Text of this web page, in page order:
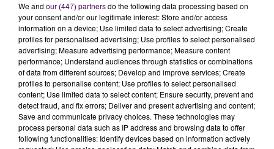
un concert, il s’est installé au piano et a commencé
à chanter. Ce jour-là, il s’est passé quelque chose de
spécial.Pierre s’est rendu compte qu’il pouvait plaire
au public"raconte Céline Manceau. En parallèle, le
jeune homme enregistre également des reprises qu’il
publie sur Youtube. Des vidéos qui vont attirer
l’attention de l’équipe de The Voice.
Les hésitations du départ
Contacté par les"casteurs"de The Voice, le Sarthois
We and our (447) partnersdo the following data processing based on
your consent and/or our legitimate interest: Store and/or access
information on a device; Use limited data to select advertising; Create
profiles for personalised advertising; Use profiles to select personalised
advertising; Measure advertising performance; Measure content
performance; Understand audiences through statistics or combinations
of data from different sources; Develop and improve services; Create
profiles to personalise content; Use profiles to select personalised
content; Use limited data to select content; Ensure security, prevent and
detect fraud, and fix errors; Deliver and present advertising and content;
Save and communicate privacy choices. These technologies may
process personal data such as IP address and browsing data to offer
following functionalities: Identify devices based on information actively